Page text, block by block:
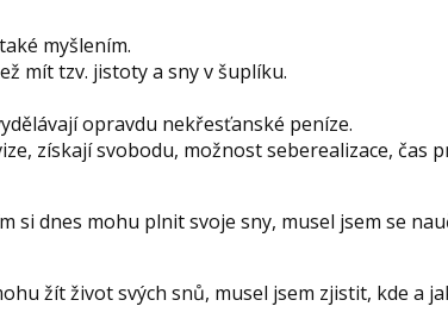
myšlením.
mít tzv. jistoty a sny v šuplíku.
opravdu nekřesťanské peníze.
získají svobodu, možnost seberealizace, čas
si dnes mohu plnit svoje sny, musel jsem se
žít život svých snů, musel jsem zjistit, kde a